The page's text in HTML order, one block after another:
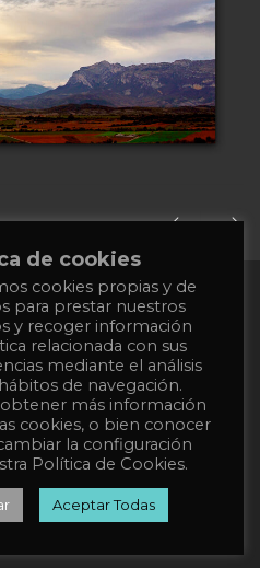
+34
651
862
863
virtual Singulart:
on Singulart
de cookies
cookies propias y de
para prestar nuestros
y recoger información
relacionada con sus
mediante el análisis
de navegación.
más información
cookies, o bien conocer
la configuración
Política de Cookies.
Aceptar Todas